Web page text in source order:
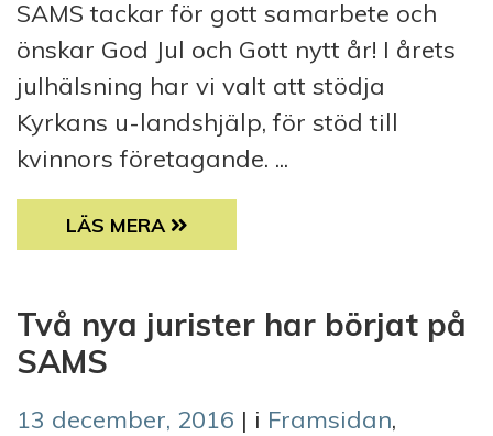
SAMS tackar för gott samarbete och
önskar God Jul och Gott nytt år! I årets
julhälsning har vi valt att stödja
Kyrkans u-landshjälp, för stöd till
kvinnors företagande. ...
JULHÄLSNING FRÅN OSS PÅ SAMS!
LÄS MERA
Två nya jurister har börjat på
SAMS
13 december, 2016 | i Framsidan,